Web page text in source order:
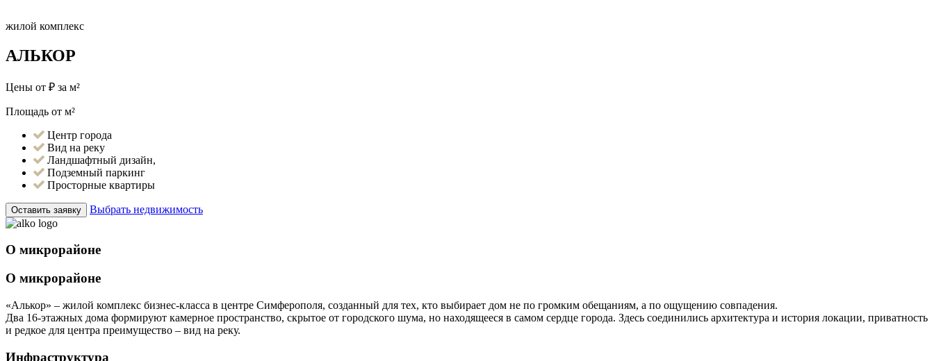
жилой комплекс
АЛЬКОР
Цены от ₽ за м²
Площадь от м²
Центр города
Вид на реку
Ландшафтный дизайн,
Подземный паркинг
Просторные квартиры
Оставить заявку Выбрать недвижимость
О микрорайоне
О микрорайоне
«Алькор» – жилой комплекс бизнес-класса в центре Симферополя, созданный для тех, кто выбирает дом не по громким обещаниям, а по ощущению совпадения.
Два 16-этажных дома формируют камерное пространство, скрытое от городского шума, но находящееся в самом сердце города. Здесь соединились архитектура и история локации, приватность
и редкое для центра преимущество – вид на реку.
Инфраструктура